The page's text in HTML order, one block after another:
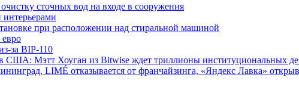
сточных вод на входе в сооружения
при расположении над стиральной машиной
за BIP-110
США: Мэтт Хоуган из Bitwise ждет триллионы институциональных
LIMÉ отказывается от франчайзинга, «Яндекс Лавка»